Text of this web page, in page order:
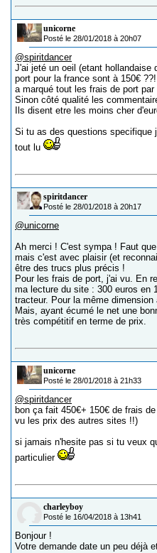
unicorne
Posté le 28/01/2018 à 20h07
@spiritdancer
J'ai jeté un oeil (etant hollandaise
port pour la france sont à 150€
a marqué tout les frais de port
Sinon côté qualité les
Ils disent etre les moins cher
Si tu as des questions specifique
tout lu
spiritdancer
Posté le 28/01/2018 à 20h17
@unicorne
Ah merci ! C'est sympa ! Faut
mais c'est avec plaisir (et
être des trucs plus précis !
Pour les frais de port, j'ai vu. En
ma lecture du site : 300 euros en
tracteur. Pour la même
Mais, ayant écumé le net une
très compétitif en terme de prix.
unicorne
Posté le 28/01/2018 à 21h33
@spiritdancer
bon ça fait 450€+ 150€ de frais
vu les prix des autres sites !!)
si jamais n'hesite pas si tu veux
particulier
charleyboy
Posté le 16/04/2018 à 13h41
Bonjour !
Votre demande date un peu déjà